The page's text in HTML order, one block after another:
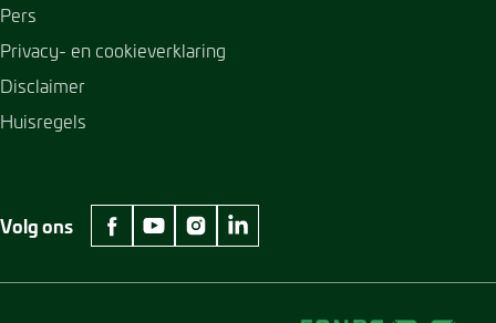
Pers
Privacy- en cookieverklaring
Disclaimer
Huisregels
Volg ons
facebook Museum Jan Cunen
youtube Museum Jan Cunen
instagram Museum Jan Cunen
linkedin Museum Jan Cunen